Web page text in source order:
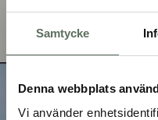
Samtycke
Denna webbplats
Vi använder
info@taktaltarna.se
TILAA UUTISKIRJEEMME